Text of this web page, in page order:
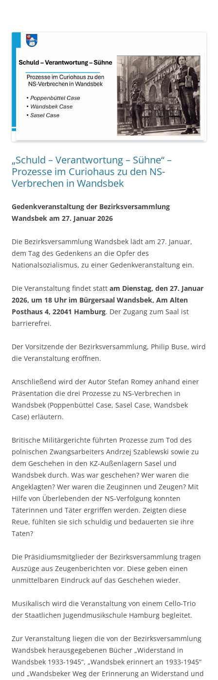
„Schuld – Verantwortung – Sühne“ –
Prozesse im Curiohaus zu den NS-
Verbrechen in Wandsbek
Gedenkveranstaltung der Bezirksversammlung
Wandsbek am 27. Januar 2026
Die Bezirksversammlung Wandsbek lädt am 27. Januar,
dem Tag des Gedenkens an die Opfer des
Nationalsozialismus, zu einer Gedenkveranstaltung ein.
Die Veranstaltung findet statt am Dienstag, den 27. Januar
2026, um 18 Uhr im Bürgersaal Wandsbek, Am Alten
Posthaus 4, 22041 Hamburg. Der Zugang zum Saal ist
barrierefrei.
Der Vorsitzende der Bezirksversammlung, Philip Buse, wird
die Veranstaltung eröffnen.
Anschließend wird der Autor Stefan Romey anhand einer
Präsentation die drei Prozesse zu NS-Verbrechen in
Wandsbek (Poppenbüttel Case, Sasel Case, Wandsbek
Case) erläutern.
Britische Militärgerichte führten Prozesse zum Tod des
polnischen Zwangsarbeiters Andrzej Szablewski sowie zu
dem Geschehen in den KZ-Außenlagern Sasel und
Wandsbek durch. Was war geschehen? Wer waren die
Angeklagten? Wer waren die Zeuginnen und Zeugen? Mit
Hilfe von Überlebenden der NS-Verfolgung konnten
Täterinnen und Täter ergriffen werden. Zeigten diese
Reue, fühlten sie sich schuldig und bedauerten sie ihre
Taten?
Die Präsidiumsmitglieder der Bezirksversammlung tragen
Auszüge aus Zeugenberichten vor. Diese geben einen
unmittelbaren Eindruck auf das Geschehen wieder.
Musikalisch wird die Veranstaltung von einem Cello-Trio
der Staatlichen Jugendmusikschule Hamburg begleitet.
Zur Veranstaltung liegen die von der Bezirksversammlung
Wandsbek herausgegebenen Bücher „Widerstand in
Wandsbek 1933-1945“, „Wandsbek erinnert an 1933-1945“
und „Wandsbeker Weg der Erinnerung an Widerstand und